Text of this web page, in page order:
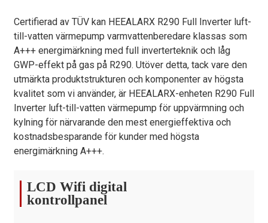
Certifierad av TÜV kan HEEALARX R290 Full Inverter luft-
till-vatten värmepump varmvattenberedare klassas som
A+++ energimärkning med full inverterteknik och låg
GWP-effekt på gas på R290. Utöver detta, tack vare den
utmärkta produktstrukturen och komponenter av högsta
kvalitet som vi använder, är HEEALARX-enheten R290 Full
Inverter luft-till-vatten värmepump för uppvärmning och
kylning för närvarande den mest energieffektiva och
kostnadsbesparande för kunder med högsta
energimärkning A+++.
LCD Wifi digital
kontrollpanel